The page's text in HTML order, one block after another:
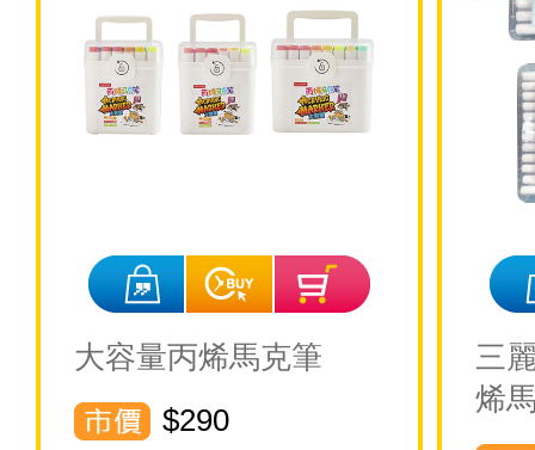
大容量丙烯馬克筆
$290
三
烯